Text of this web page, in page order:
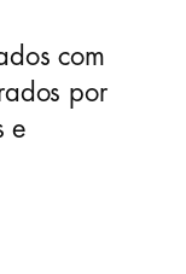
com
por
e